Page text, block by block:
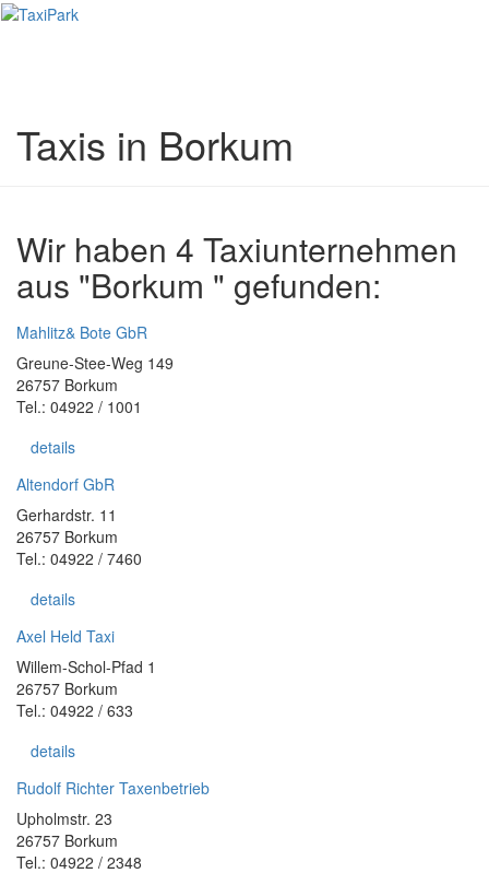
Taxis in Borkum
Wir haben 4 Taxiunternehmen
aus "Borkum " gefunden:
Mahlitz& Bote GbR
Greune-Stee-Weg 149
26757 Borkum
Tel.: 04922 / 1001
details
Altendorf GbR
Gerhardstr. 11
26757 Borkum
Tel.: 04922 / 7460
details
Axel Held Taxi
Willem-Schol-Pfad 1
26757 Borkum
Tel.: 04922 / 633
details
Rudolf Richter Taxenbetrieb
Upholmstr. 23
26757 Borkum
Tel.: 04922 / 2348